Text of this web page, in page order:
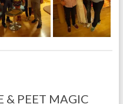
& PEET MAGIC